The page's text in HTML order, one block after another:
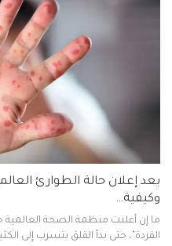
بعد إعلان حالة الطوارئ
وكيفية…
ما إن أعلنت منظمة الصحة
القردة"، حتى بدأ القلق يتسرب إلى